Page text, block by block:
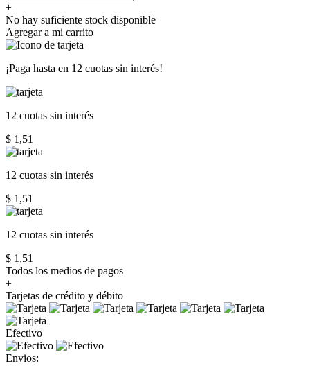
+
No hay suficiente stock disponible
Agregar a mi carrito
¡Paga hasta en 12 cuotas sin interés!
12 cuotas sin interés
$ 1,51
12 cuotas sin interés
$ 1,51
12 cuotas sin interés
$ 1,51
Todos los medios de pagos
+
Tarjetas de crédito y débito
Efectivo
Envios: